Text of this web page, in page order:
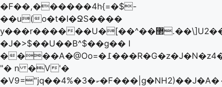
�F��,������4h{=�$-
��u(o�t�I�ՋS����
y���r������U�[��^��޲.��\]U2��*��
�J�>$��U��B^$��g�� I
����A�@Oo=�߁���R�G�z�J�N�z4�ڣ��
"� n �V'�
�V9="jq��4%�ކ�3�F���|g�NH2)��J�A�۰d���